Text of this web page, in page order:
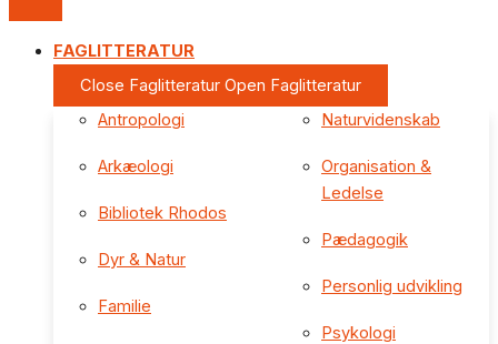
FAGLITTERATUR
Close Faglitteratur Open Faglitteratur
Antropologi
Arkæologi
Bibliotek Rhodos
Dyr & Natur
Familie
Naturvidenskab
Organisation &
Ledelse
Pædagogik
Personlig udvikling
Psykologi